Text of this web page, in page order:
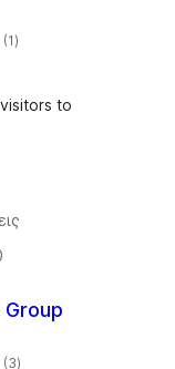
(1αξιολογήσεις
σύνολο
)
to
(3αξιολογήσεις
)